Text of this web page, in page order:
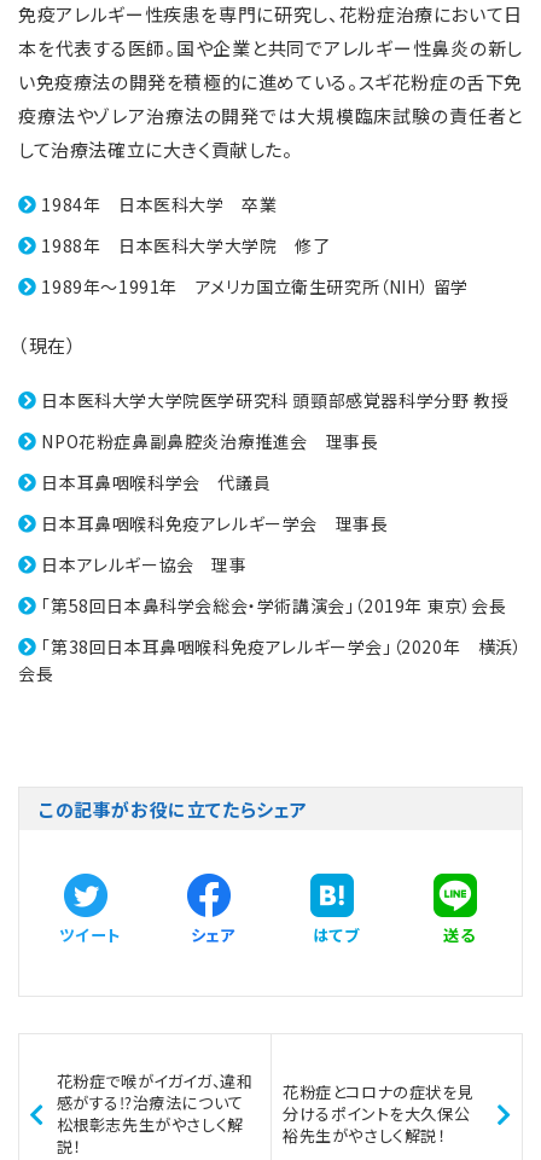
免疫アレルギー性疾患を専門に研究し、花粉症治療において日
本を代表する医師。国や企業と共同でアレルギー性鼻炎の新し
い免疫療法の開発を積極的に進めている。スギ花粉症の舌下免
疫療法やゾレア治療法の開発では大規模臨床試験の責任者と
して治療法確立に大きく貢献した。
1984年 日本医科大学 卒業
1988年 日本医科大学大学院 修了
1989年～1991年 アメリカ国立衛生研究所（NIH） 留学
（現在）
日本医科大学大学院医学研究科 頭頸部感覚器科学分野 教授
NPO花粉症鼻副鼻腔炎治療推進会 理事長
日本耳鼻咽喉科学会 代議員
日本耳鼻咽喉科免疫アレルギー学会 理事長
日本アレルギー協会 理事
「第58回日本鼻科学会総会・学術講演会」（2019年 東京）会長
「第38回日本耳鼻咽喉科免疫アレルギー学会」（2020年 横浜）
会長
この記事がお役に立てたらシェア
ツイート シェア はてブ 送る
花粉症で喉がイガイガ、違和
感がする⁉治療法について
松根彰志先生がやさしく解
説！
花粉症とコロナの症状を見
分けるポイントを大久保公
裕先生がやさしく解説！